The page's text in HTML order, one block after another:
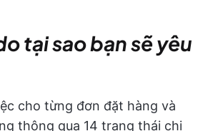
tại sao bạn sẽ yêu
cho từng đơn đặt hàng và
thông qua 14 trạng thái chi